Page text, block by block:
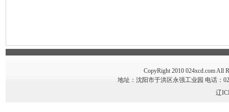
CopyRight 2010 024xcd.com All
地址：沈阳市于洪区永强工业园 电话：
辽